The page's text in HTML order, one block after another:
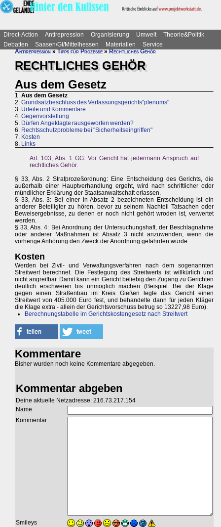
Direct-Action Antirepression Organisierung Umwelt
Theorie&Politik
Debatten
Saasen/GI/Mittelhessen Materialien
Service
Antirepression»Tipps für Prozesse»Rechtliches Gehör
RECHTLICHES GEHÖR
Aus dem Gesetz
1. Aus dem Gesetz
2. Grundsatzbeschluss des Verfassungsgerichts"plenums"
3. Urteile und Kommentare
4. Gegenvorstellung
5. Dürfen Angeklagte rausgeworfen werden?
6. Rechtsschutzprobleme bei "Sicherheitseingriffen"
7. Kosten
8. Links
Art. 103, Abs. 1 GG: Vor Gericht hat jedermann Anspruch auf
rechtliches Gehör.
§ 33, Abs. 2 Strafprozeßordnung: Eine Entscheidung des Gerichts, die
außerhalb einer Hauptverhandlung ergeht, wird nach schriftlicher oder
mündlicher Erklärung der Staatsanwaltschaft erlassen.
§ 33, Abs. 3: Bei einer in Absatz 2 bezeichneten Entscheidung ist ein
anderer Beteiligter zu hören, bevor zu seinem Nachteil Tatsachen oder
Beweisergebnisse, zu denen er noch nicht gehört wroden ist, verwertet
werden.
§ 33, Abs. 4: Bei Anordnung der Untersuchungshaft, der Beschlagnahme
oder anderer Maßnahmen ist Absatz 3 nicht anzuwenden, wenn die
vorherige Anhörung den Zweck der Anordnung gefährden würde.
Kosten
Werden bei Zivil- und Verwaltungsverfahren nach dem sogenannten
Streitwert berechnet. Die Festlegung des Streitwerts ist willkürlich und
nicht angreifbar. Damit kann ein Gericht beliebig den Zugang zu Gerichten
deutlich erschweren bis unmöglich machen (Beispiel: Bei der Klage
gegen einen Straßenbau im Kreis Gießen legte das Gericht einen
Streitwert von 405.000 Euro fest, und behandelte dann für jeden Kläger
die Klage extra - allein der Gerichtsvorschuss betrug so 13227,98 Euro).
Berechnungstabelle im Gerichtskostengesetz nach Streitwert
Kommentare
Bisher wurden noch keine Kommentare abgegeben.
Kommentar abgeben
Deine aktuelle Netzadresse: 216.73.217.154
Name
Kommentar
Smileys